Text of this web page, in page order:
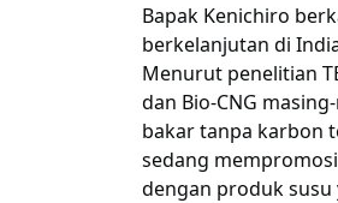
Bapak Kenichiro
berkelanjutan di
Menurut penelitian
dan Bio-CNG
bakar tanpa karbon
sedang
dengan produk susu